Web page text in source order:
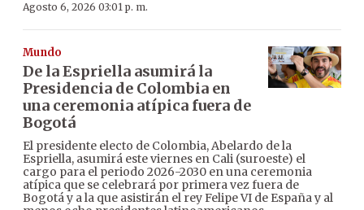
Agosto 6, 2026 03:01 p. m.
Mundo
De la Espriella asumirá la
Presidencia de Colombia en
una ceremonia atípica fuera de
Bogotá
El presidente electo de Colombia, Abelardo de la
Espriella, asumirá este viernes en Cali (suroeste) el
cargo para el periodo 2026-2030 en una ceremonia
atípica que se celebrará por primera vez fuera de
Bogotá y a la que asistirán el rey Felipe VI de España y al